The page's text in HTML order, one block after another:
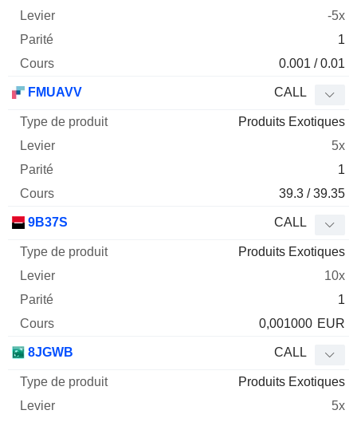
-5x
1
0.001 / 0.01
FMUAVV CALL
Produits Exotiques
5x
1
39.3 / 39.35
9B37S CALL
Produits Exotiques
10x
1
0,001000 EUR
8JGWB CALL
Produits Exotiques
5x